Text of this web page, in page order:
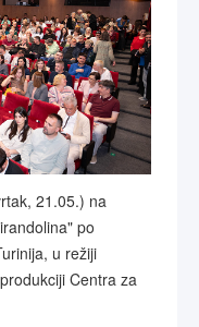
21.05.) na
po
u režiji
Centra za